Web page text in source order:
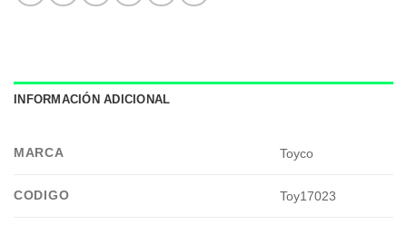
INFORMACIÓN ADICIONAL
MARCA Toyco
CODIGO Toy17023